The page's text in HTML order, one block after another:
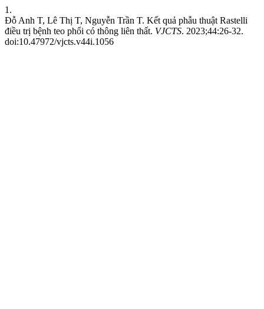
1.
Đỗ Anh T, Lê Thị T, Nguyễn Trần T. Kết quả phẫu thuật Rastelli
điều trị bệnh teo phổi có thông liên thất. VJCTS. 2023;44:26-32.
doi:10.47972/vjcts.v44i.1056